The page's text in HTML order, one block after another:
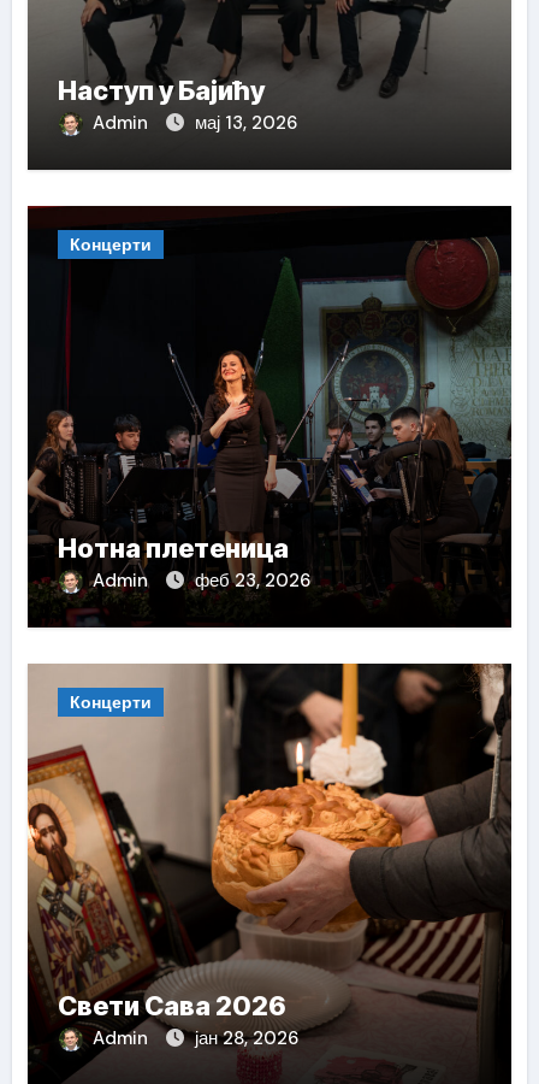
Наступ у Бајићу
Admin мај 13, 2026
Концерти
Нотна плетеница
Admin феб 23, 2026
Концерти
Свети Сава 2026
Admin јан 28, 2026